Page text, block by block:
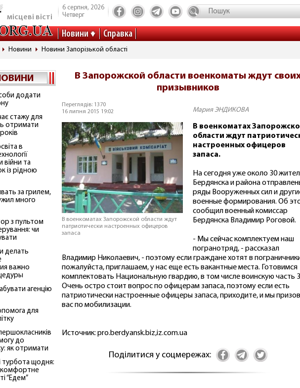
місцеві вісті
6 серпня, 2026
Четверг
Новини Справка
Новини Новини Запорізькой області
додати
стажу для
отримати
в
війни та
із рідною
за грилем,
много
з пультом
чи
делать
важно
агенцію
для
до
як отримати
турбота щодня:
комфортне
“Едем”
В Запорожской области военкоматы ждут
призывников
Переглядів: 1370
16 липня 2015 19:02
Мария ЭНДИКОВА
В военкоматах Запорожской области ждут
патриотически настроенных офицеров
запаса
В военкоматах
области ждут
настроенных офицеров
запаса.
На сегодня уже около 30
Бердянска и района
ряды Вооруженных сил и
военные формирования. Об
сообщил военный комиссар
Бердянска Владимир Роговой.
- Мы сейчас комплектуем наш
погранотряд, - рассказал
Владимир Николаевич, - поэтому если граждане хотят в
пожалуйста, приглашаем, у нас еще есть вакантные места. Готовимся
комплектовать Национальную гвардию, в том числе воинскую часть
Очень остро стоит вопрос по офицерам запаса, поэтому если есть
патриотически настроенные офицеры запаса, приходите, и мы
вас по мобилизации.
Источник: pro.berdyansk.biz,iz.com.ua
Поділитися у соцмережах: